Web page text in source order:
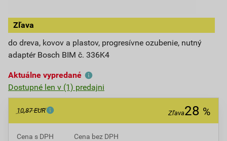
Zľava
do dreva, kovov a plastov, progresívne ozubenie, nutný
adaptér Bosch BIM č. 336K4
Aktuálne vypredané
Dostupné len v (1) predajni
10,87 EUR Zľava28 %
Cena s DPH Cena bez DPH